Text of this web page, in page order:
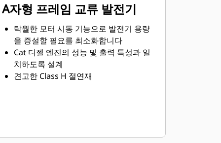
A자형 프레임 교류 발전기
탁월한 모터 시동 기능으로 발전기 용량
을 증설할 필요를 최소화합니다
Cat 디젤 엔진의 성능 및 출력 특성과 일
치하도록 설계
견고한 Class H 절연재